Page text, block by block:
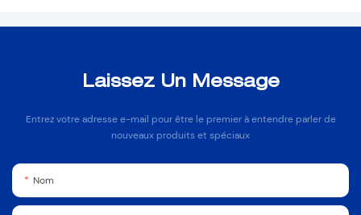
Laissez Un Message
Entrez votre adresse e-mail pour être le premier à entendre parler de
nouveaux produits et spéciaux
Nom